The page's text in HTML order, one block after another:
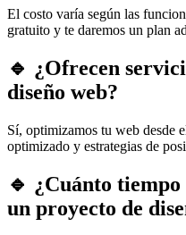
El costo varía según las
gratuito y te daremos un plan
🔹 ¿Ofrecen
diseño web?
Sí, optimizamos tu web desde
optimizado y estrategias de
🔹 ¿Cuánto
un proyecto de